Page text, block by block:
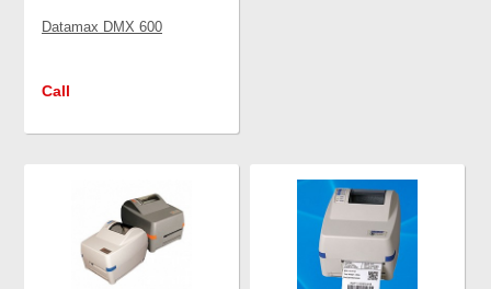
Datamax DMX 600
Call